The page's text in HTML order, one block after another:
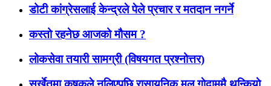
डोटी कांग्रेसलाई केन्द्रले पेले प्रचार र मतदान नगर्ने
कस्तो रहनेछ आजको मौसम ?
लोकसेवा तयारी सामग्री (विषयगत प्रश्नोत्तर)